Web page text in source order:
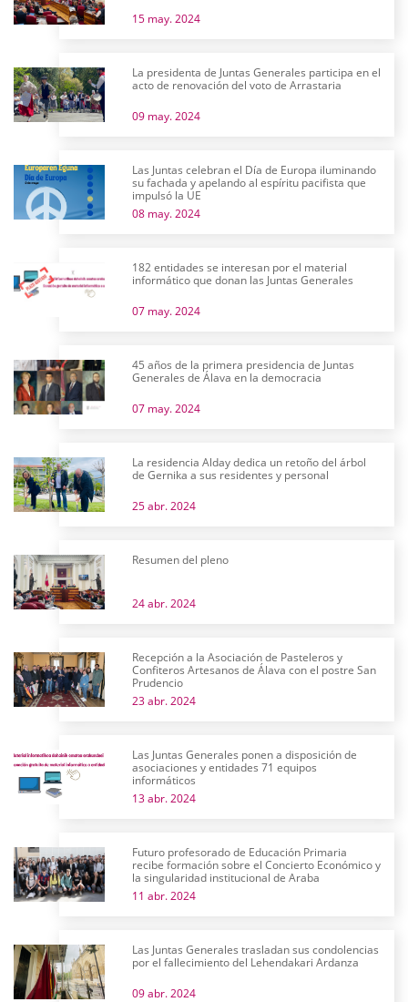
15 may. 2024
La presidenta de Juntas Generales participa en el
acto de renovación del voto de Arrastaria
09 may. 2024
Las Juntas celebran el Día de Europa iluminando
su fachada y apelando al espíritu pacifista que
impulsó la UE
08 may. 2024
182 entidades se interesan por el material
informático que donan las Juntas Generales
07 may. 2024
45 años de la primera presidencia de Juntas
Generales de Álava en la democracia
07 may. 2024
La residencia Alday dedica un retoño del árbol
de Gernika a sus residentes y personal
25 abr. 2024
Resumen del pleno
24 abr. 2024
Recepción a la Asociación de Pasteleros y
Confiteros Artesanos de Álava con el postre San
Prudencio
23 abr. 2024
Las Juntas Generales ponen a disposición de
asociaciones y entidades 71 equipos
informáticos
13 abr. 2024
Futuro profesorado de Educación Primaria
recibe formación sobre el Concierto Económico y
la singularidad institucional de Araba
11 abr. 2024
Las Juntas Generales trasladan sus condolencias
por el fallecimiento del Lehendakari Ardanza
09 abr. 2024